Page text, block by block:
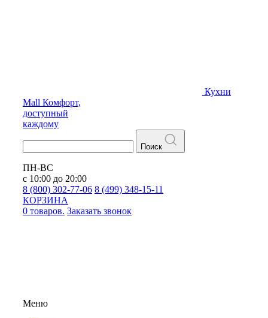
Кухни
Mall Комфорт,
доступный
каждому
Поиск
ПН-ВС
с 10:00 до 20:00
8 (800) 302-77-06 8 (499) 348-15-11
КОРЗИНА
0 товаров. Заказать звонок
Меню